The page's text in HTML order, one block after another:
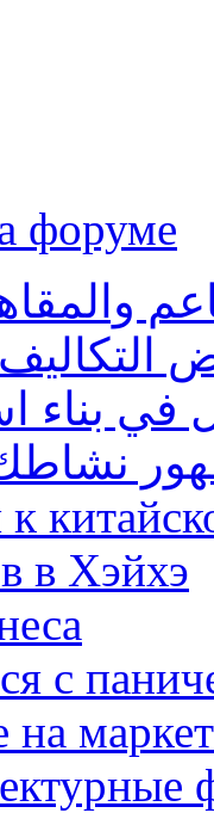
форуме
بناء
в Хэйхэ
с